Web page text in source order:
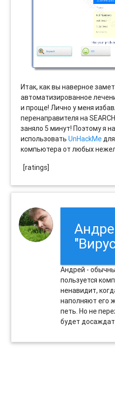
Итак, как вы наверное
автоматизированное
и проще! Лично у меня
перенаправителя на
заняло 5 минут! Поэтому я
использоватьUnHackMe
компьютера от любых
[ratings]
Андрей -
пользуется
ненавидит,
наполняют его
петь. Но не
будет